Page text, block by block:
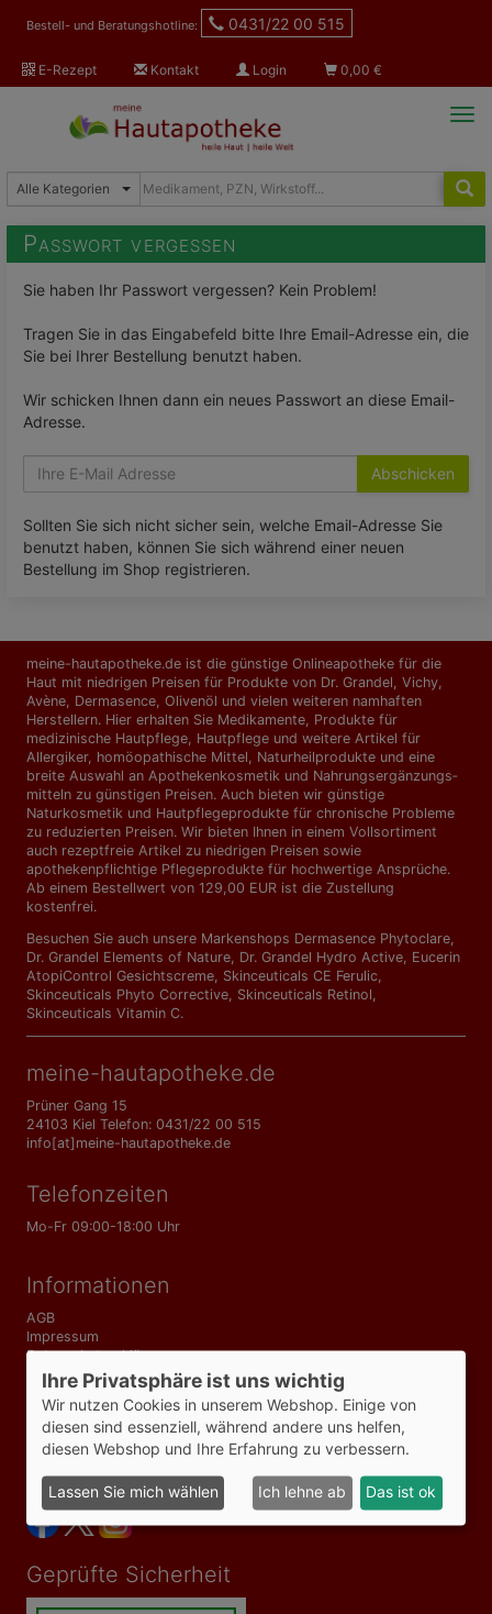
Bestell- und Beratungshotline: 0431/22 00 515
E-Rezept Kontakt Login 0,00 €
Passwort vergessen
Sie haben Ihr Passwort vergessen? Kein Problem!
Tragen Sie in das Eingabefeld bitte Ihre Email-Adresse ein, die
Sie bei Ihrer Bestellung benutzt haben.
Wir schicken Ihnen dann ein neues Passwort an diese Email-
Adresse.
Abschicken
Sollten Sie sich nicht sicher sein, welche Email-Adresse Sie
benutzt haben, können Sie sich während einer neuen
Bestellung im Shop registrieren.
meine-hautapotheke.de ist die günstige Onlineapotheke für die
Haut mit niedrigen Preisen für Produkte von Dr. Grandel, Vichy,
Avène, Dermasence, Olivenöl und vielen weiteren namhaften
Herstellern. Hier erhalten Sie Medikamente, Produkte für
medizinische Hautpflege, Hautpflege und weitere Artikel für
Allergiker, homöopathische Mittel, Naturheilprodukte und eine
breite Auswahl an Apothekenkosmetik und Nahrungs­ergänzungs­
mitteln zu günstigen Preisen. Auch bieten wir günstige
Naturkosmetik und Hautpflegeprodukte für chronische Probleme
zu reduzierten Preisen. Wir bieten Ihnen in einem Vollsortiment
auch rezeptfreie Artikel zu niedrigen Preisen sowie
apothekenpflichtige Pflegeprodukte für hochwertige Ansprüche.
Ab einem Bestellwert von 129,00 EUR ist die Zustellung
kostenfrei.
Besuchen Sie auch unsere Markenshops Dermasence Phytoclare
Dr. Grandel Elements of Nature Dr. Grandel Hydro Active Eucerin
AtopiControl Gesichtscreme Skinceuticals CE Ferulic
Skinceuticals Phyto Corrective Skinceuticals Retinol
Skinceuticals Vitamin C.
meine-hautapotheke.de
Prüner Gang 15
24103 Kiel Telefon: 0431/22 00 515
info[at]meine-hautapotheke.de
Telefonzeiten
Mo-Fr 09:00-18:00 Uhr
Informationen
AGB
Impressum
Datenschutzerklärung
Versandkosten
Bezahlmöglichkeiten
Vertrag widerrufen
Social Media
Geprüfte Sicherheit
Ihre Privatsphäre ist uns wichtig
Wir nutzen Cookies in unserem Webshop. Einige von
diesen sind essenziell, während andere uns helfen,
diesen Webshop und Ihre Erfahrung zu verbessern.
Lassen Sie mich wählen Ich lehne ab Das ist ok